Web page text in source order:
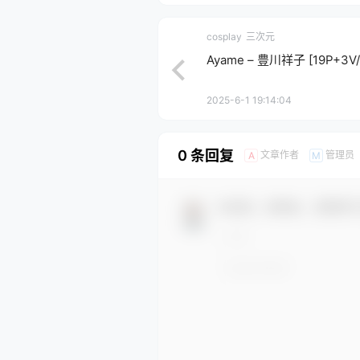
cosplay 三次元
Ayame – 豊川祥子
2025-6-1 19:14:04
0 条回复 A 文章作者 M 管理员